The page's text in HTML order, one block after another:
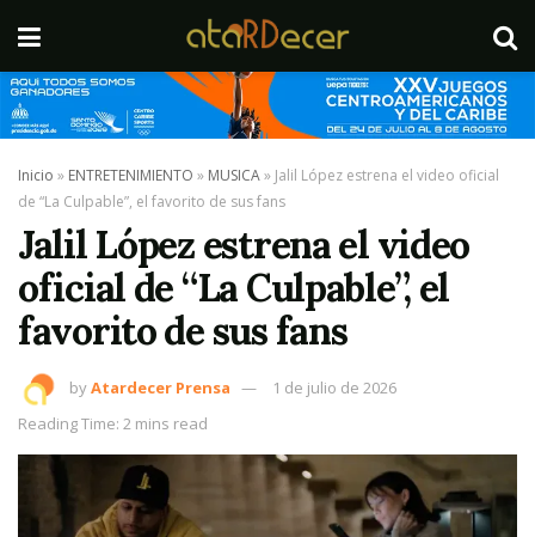
Inicio » ENTRETENIMIENTO » MUSICA» Jalil López estrena el video oficial
de “La Culpable”, el favorito de sus fans
Jalil López estrena el video
oficial de “La Culpable”, el
favorito de sus fans
byAtardecer Prensa
1 de julio de 2026
Reading Time: 2 mins read